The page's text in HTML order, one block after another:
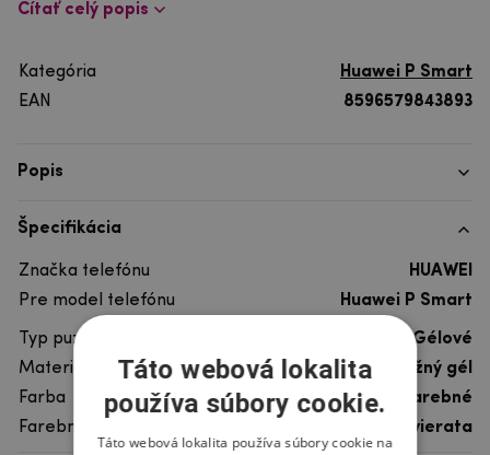
Čítať celý popis
Kategória
Huawei P Smart
EAN
8596579843893
Popis
Špecifikácia
Značka telefónu
HUAWEI
Pre model telefónu
Huawei P Smart
Typ puzdra
Gélové
Materiál
pružný gél
Farba
viacfarebné
Farebný motív
Ostatné zvierata
Táto webová lokalita
používa súbory cookie.
Táto webová lokalita používa súbory cookie na